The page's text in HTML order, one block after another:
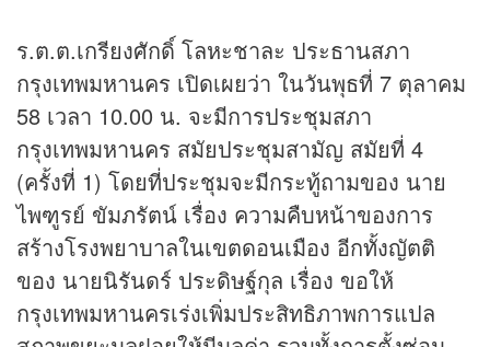
ร.ต.ต.เกรียงศักดิ์ โลหะชาละ ประธานสภา
กรุงเทพมหานคร เปิดเผยว่า ในวันพุธที่ 7 ตุลาคม
58 เวลา 10.00 น. จะมีการประชุมสภา
กรุงเทพมหานคร สมัยประชุมสามัญ สมัยที่ 4
(ครั้งที่ 1) โดยที่ประชุมจะมีกระทู้ถามของ นาย
ไพฑูรย์ ขัมภรัตน์ เรื่อง ความคืบหน้าของการ
สร้างโรงพยาบาลในเขตดอนเมือง อีกทั้งญัตติ
ของ นายนิรันดร์ ประดิษฐ์กุล เรื่อง ขอให้
กรุงเทพมหานครเร่งเพิ่มประสิทธิภาพการแปล